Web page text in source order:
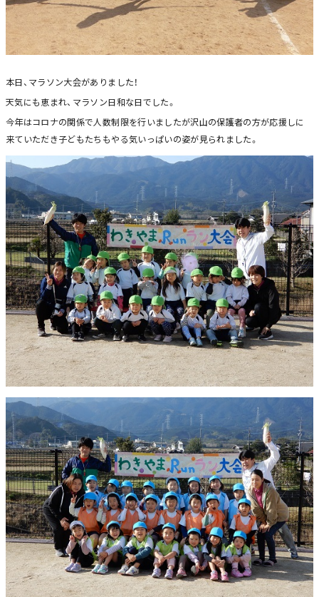
本日、マラソン大会がありました！
天気にも恵まれ、マラソン日和な日でした。
今年はコロナの関係で人数制限を行いましたが沢山の保護者の方が応援しに
来ていただき子どもたちもやる気いっぱいの姿が見られました。